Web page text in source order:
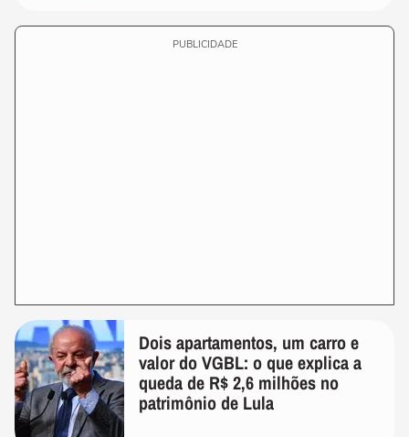
PUBLICIDADE
Dois apartamentos, um carro e
valor do VGBL: o que explica a
queda de R$ 2,6 milhões no
patrimônio de Lula